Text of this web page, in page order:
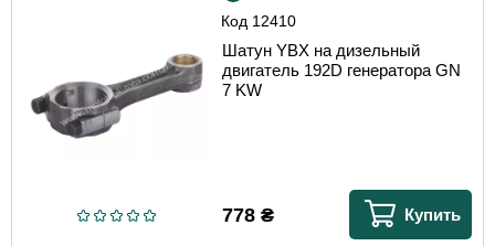
Код 12410
Шатун YBX на дизельный
двигатель 192D генератора GN
7 KW
778₴ Купить